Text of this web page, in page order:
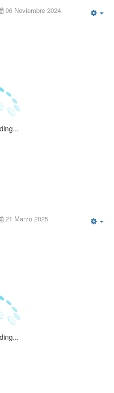
06 Noviembre 2024
21 Marzo 2025